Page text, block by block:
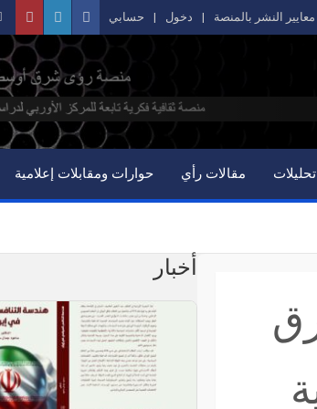
معايير النشر بالمنصة دخول حسابي
تحليلات مقالات رأي حوارات ومقابلات إعلامية
أخبار